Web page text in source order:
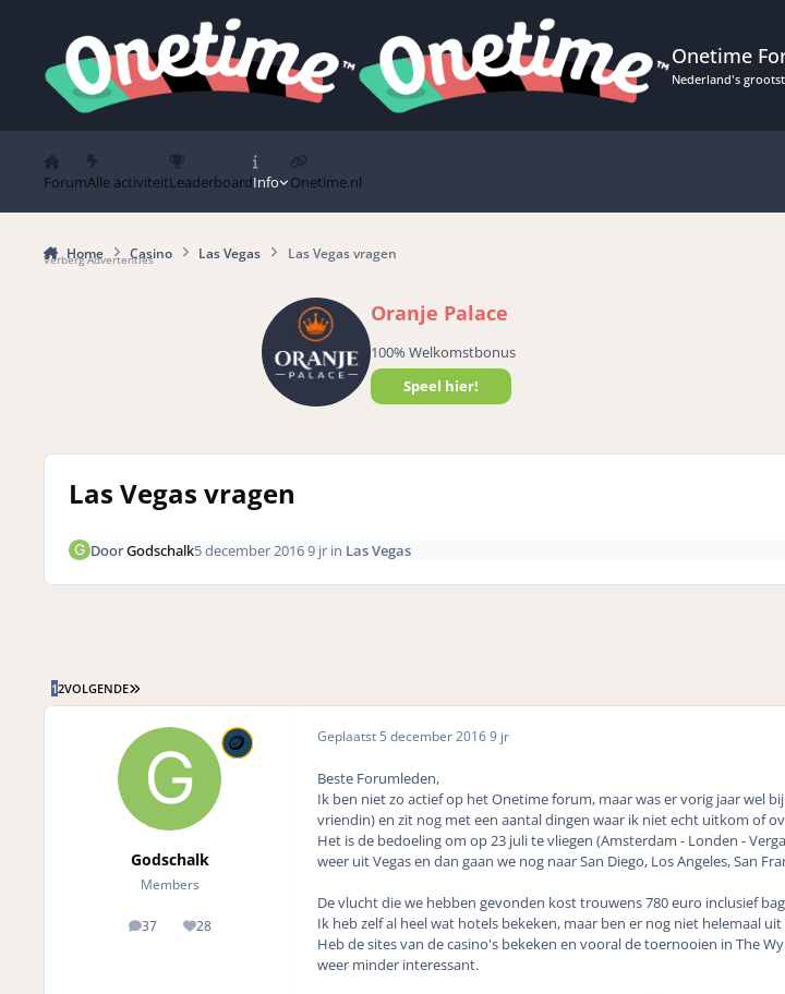
Onetime
Nederland's
ForumAlle activiteitLeaderboardInfo Onetime.nl
Home Casino Las Vegas Las Vegas vragen
Verberg Advertenties
Oranje Palace
100% Welkomstbonus
Speel hier!
Las Vegas vragen
DoorGodschalk5 december 20169 jrin Las Vegas
12VOLGENDE LAATSTE PAGINA
Godschalk
Members
37
posts 28
Reputation
Geplaatst 5 december 20169 jr
Beste Forumleden,
Ik ben niet zo actief op het Onetime forum, maar was er vorig jaar wel
vriendin) en zit nog met een aantal dingen waar ik niet echt uitkom of
Het is de bedoeling om op 23 juli te vliegen (Amsterdam - Londen -
weer uit Vegas en dan gaan we nog naar San Diego, Los Angeles, San
De vlucht die we hebben gevonden kost trouwens 780 euro inclusief
Ik heb zelf al heel wat hotels bekeken, maar ben er nog niet helemaal
Heb de sites van de casino's bekeken en vooral de toernooien in The
weer minder interessant.